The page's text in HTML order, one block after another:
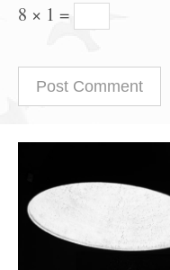
8 × 1 =